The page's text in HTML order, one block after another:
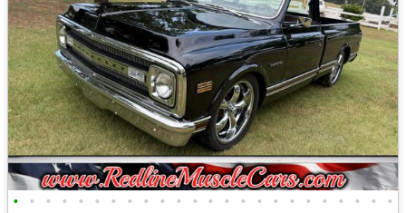
• • • • • • • • • • • • • • • • • • • • • • • •